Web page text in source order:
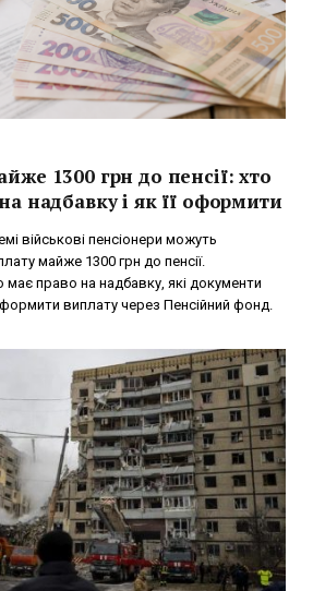
1300 грн до пенсії: хто
надбавку і як її оформити
військові пенсіонери можуть
майже 1300 грн до пенсії.
право на надбавку, які документи
виплату через Пенсійний фонд.